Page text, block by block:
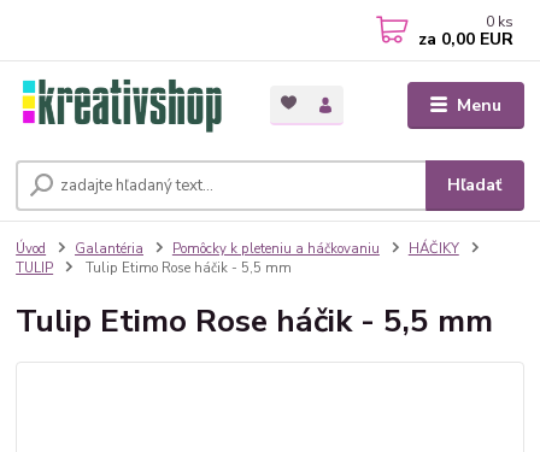
Menu
Hľadať
0 ks
za 0,00 EUR
Úvod Galantéria Pomôcky k pleteniu a háčkovaniu
HÁČIKY
TULIP
Tulip Etimo Rose háčik - 5,5 mm
Tulip Etimo Rose háčik - 5,5 mm